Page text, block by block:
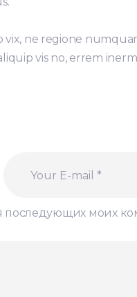
ne regione
vis no, errem
последующих моих